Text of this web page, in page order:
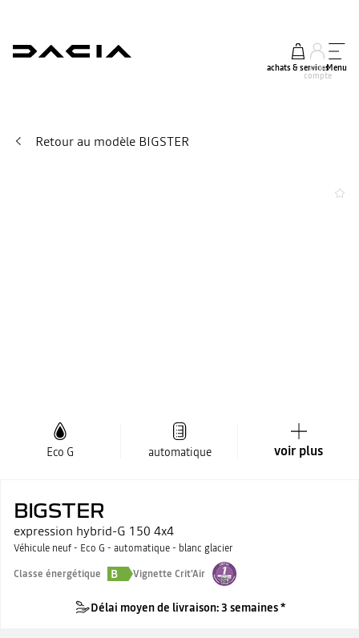
achats & services
mon
compte
Menu
Retour au modèle BIGSTER
Eco G automatique voir plus
BIGSTER
expression hybrid-G 150 4x4
Véhicule neuf - Eco G - automatique - blanc glacier
Classe énergétique
B Vignette Crit'Air
Délai moyen de livraison: 3 semaines *